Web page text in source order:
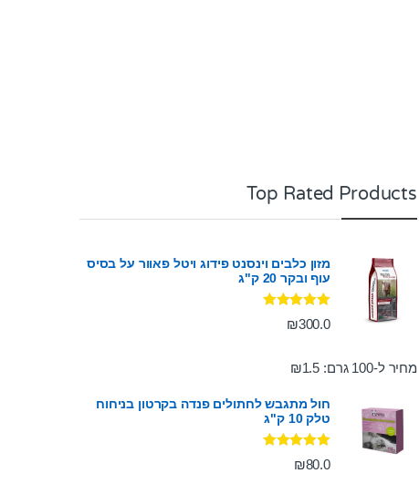
Top Rated Products
מזון כלבים וינסנט פידוג ויטל פאוור על בסיס
עוף ובקר 20 ק"ג
דורג5.00
מתוך 5 ₪300.0
מחיר ל-100 גרם: ₪1.5
חול מתגבש לחתולים פנדה בקרטון בניחוח
טלק 10 ק"ג
דורג
מתוך 5₪80.0